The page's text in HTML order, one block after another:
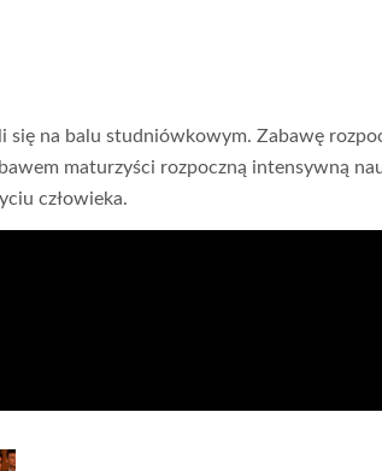
na balu studniówkowym. Zabawę
maturzyści rozpoczną intensywną
człowieka.